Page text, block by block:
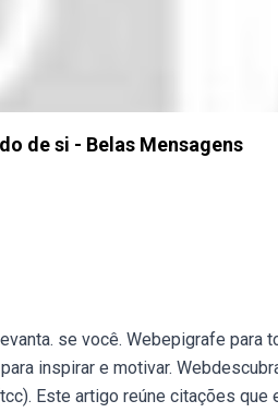
de si - Belas Mensagens
se você. Webepigrafe para
inspirar e motivar.
Este artigo reúne citações que